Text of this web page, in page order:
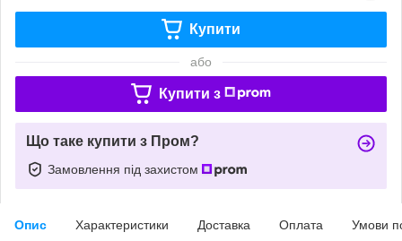
Купити
або
Купити з
Що таке купити з Пром?
Замовлення під захистом
Опис Характеристики Доставка Оплата Умови